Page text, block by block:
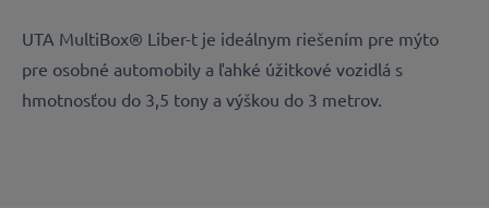
UTA MultiBox® Liber-t je ideálnym riešením pre mýto
pre osobné automobily a ľahké úžitkové vozidlá s
hmotnosťou do 3,5 tony a výškou do 3 metrov.